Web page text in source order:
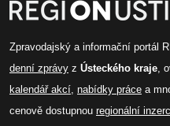
Zpravodajský a informační portál
denní zprávy z Ústeckého kraje,
kalendář akcí, nabídky práce a
cenově dostupnou regionální